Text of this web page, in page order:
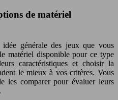
de matériel
générale des jeux que vous
matériel disponible pour ce type
caractéristiques et choisir la
le mieux à vos critères. Vous
les comparer pour évaluer leurs